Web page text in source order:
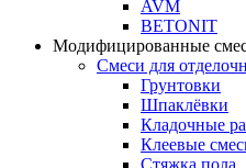
AVM
BETONIT
Модифицированные
Смеси для
Грунтовки
Шпаклёвки
Кладочные
Клеевые
Стяжка пола